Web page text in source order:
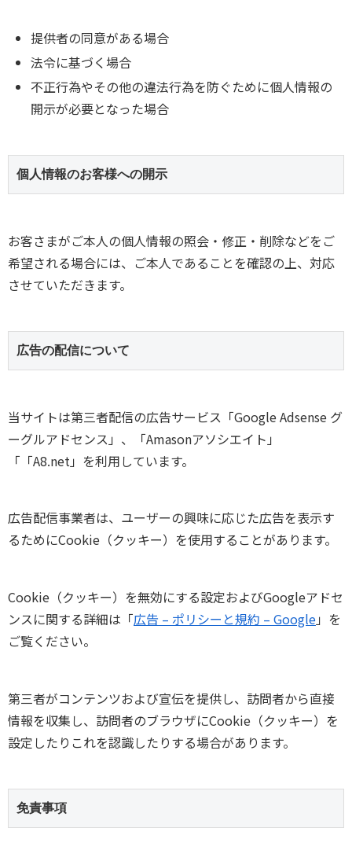
提供者の同意がある場合
法令に基づく場合
不正行為やその他の違法行為を防ぐために個人情報の
開示が必要となった場合
個人情報のお客様への開示
お客さまがご本人の個人情報の照会・修正・削除などをご
希望される場合には、ご本人であることを確認の上、対応
させていただきます。
広告の配信について
当サイトは第三者配信の広告サービス「Google Adsense グ
ーグルアドセンス」、「Amasonアソシエイト」
「「A8.net」を利用しています。
広告配信事業者は、ユーザーの興味に応じた広告を表示す
るためにCookie（クッキー）を使用することがあります。
Cookie（クッキー）を無効にする設定およびGoogleアドセ
ンスに関する詳細は「広告 – ポリシーと規約 – Google」を
ご覧ください。
第三者がコンテンツおよび宣伝を提供し、訪問者から直接
情報を収集し、訪問者のブラウザにCookie（クッキー）を
設定したりこれを認識したりする場合があります。
免責事項